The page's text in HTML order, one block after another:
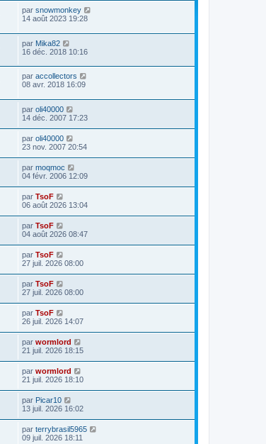
par snowmonkey
14 août 2023 19:28
par Mika82
16 déc. 2018 10:16
par accollectors
08 avr. 2018 16:09
par oli40000
14 déc. 2007 17:23
par oli40000
23 nov. 2007 20:54
par moqmoc
04 févr. 2006 12:09
par TsoF
06 août 2026 13:04
par TsoF
04 août 2026 08:47
par TsoF
27 juil. 2026 08:00
par TsoF
27 juil. 2026 08:00
par TsoF
26 juil. 2026 14:07
par wormlord
21 juil. 2026 18:15
par wormlord
21 juil. 2026 18:10
par Picar10
13 juil. 2026 16:02
par terrybrasil5965
09 juil. 2026 18:11